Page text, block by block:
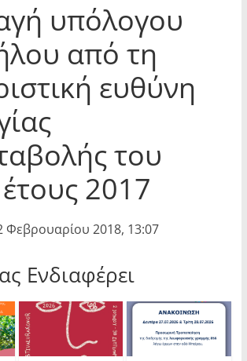
υπόλογου
από τη
ευθύνη
του
2017
Φεβρουαρίου 2018, 13:07
Ενδιαφέρει